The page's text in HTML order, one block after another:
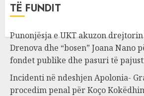
TË FUNDIT
Punonjësja e UKT akuzon
Drenova dhe “bosen” Joana Nano
fondet publike dhe pasuri të
Incidenti në ndeshjen Apolonia-
procedim penal për Koço